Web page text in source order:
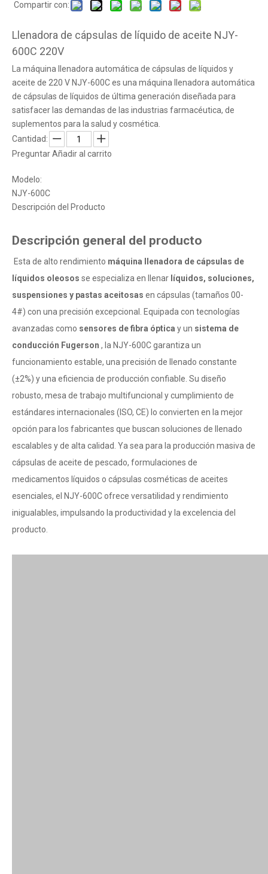
Compartir con:
Llenadora de cápsulas de líquido de aceite NJY-
600C 220V
La máquina llenadora automática de cápsulas de líquidos y
aceite de 220 V NJY-600C es una máquina llenadora automática
de cápsulas de líquidos de última generación diseñada para
satisfacer las demandas de las industrias farmacéutica, de
suplementos para la salud y cosmética.
Cantidad:
PreguntarAñadir al carrito
Modelo:
NJY-600C
Descripción del Producto
Descripción general del producto
Esta de alto rendimiento máquina llenadora de cápsulas de
líquidos oleosos se especializa en llenar líquidos, soluciones,
suspensiones y pastas aceitosas en cápsulas (tamaños 00-
4#) con una precisión excepcional. Equipada con tecnologías
avanzadas como sensores de fibra óptica y un sistema de
conducción Fugerson , la NJY-600C garantiza un
funcionamiento estable, una precisión de llenado constante
(±2%) y una eficiencia de producción confiable. Su diseño
robusto, mesa de trabajo multifuncional y cumplimiento de
estándares internacionales (ISO, CE) lo convierten en la mejor
opción para los fabricantes que buscan soluciones de llenado
escalables y de alta calidad. Ya sea para la producción masiva de
cápsulas de aceite de pescado, formulaciones de
medicamentos líquidos o cápsulas cosméticas de aceites
esenciales, el NJY-600C ofrece versatilidad y rendimiento
inigualables, impulsando la productividad y la excelencia del
producto.